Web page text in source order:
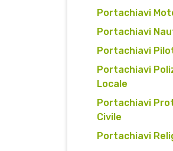
Portachiavi
Portachiavi
Portachiavi
Portachiavi
Locale
Portachiavi
Civile
Portachiavi